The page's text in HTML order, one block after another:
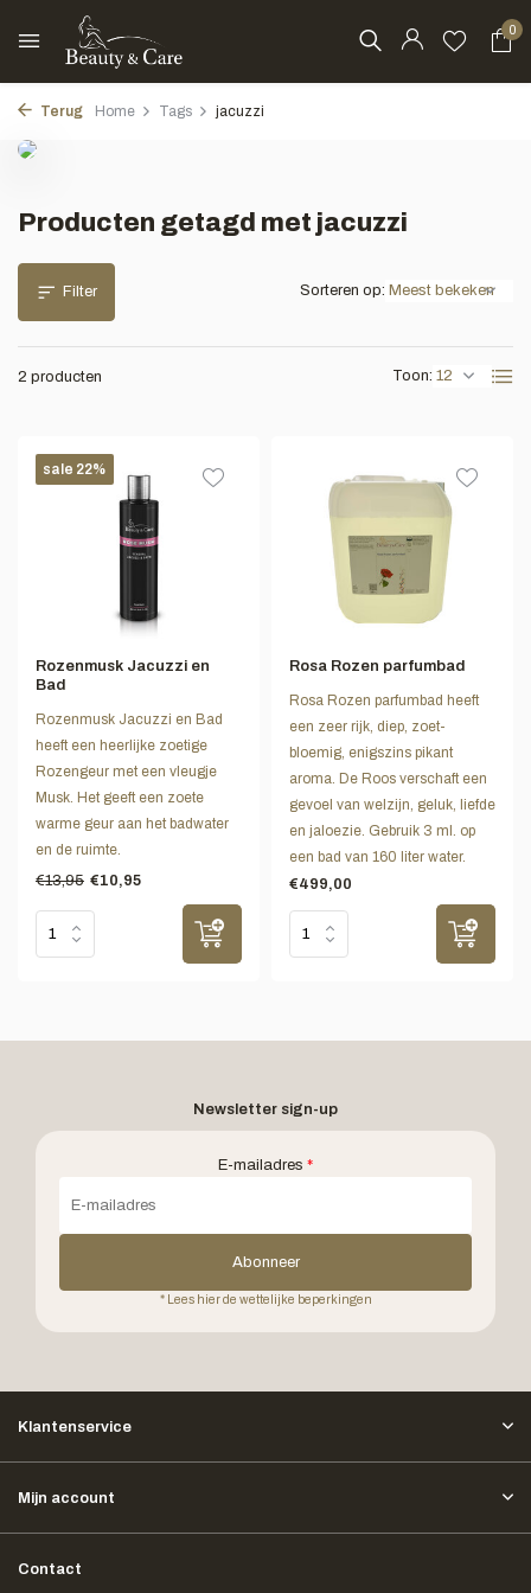
0
Terug Home Tags jacuzzi
Producten getagd met jacuzzi
Filter
2 producten Toon:
Sorteren op:
sale 22%
Rozenmusk Jacuzzi en
Bad
Rozenmusk Jacuzzi en Bad
heeft een heerlijke zoetige
Rozengeur met een vleugje
Musk. Het geeft een zoete
warme geur aan het badwater
en de ruimte.
€13,95 €10,95
Rosa Rozen parfumbad
Rosa Rozen parfumbad heeft
een zeer rijk, diep, zoet-
bloemig, enigszins pikant
aroma. De Roos verschaft een
gevoel van welzijn, geluk, liefde
en jaloezie. Gebruik 3 ml. op
een bad van 160 liter water.
€499,00
Newsletter sign-up
E-mailadres *
Abonneer
* Lees hier de wettelijke beperkingen
Klantenservice
Mijn account
Contact